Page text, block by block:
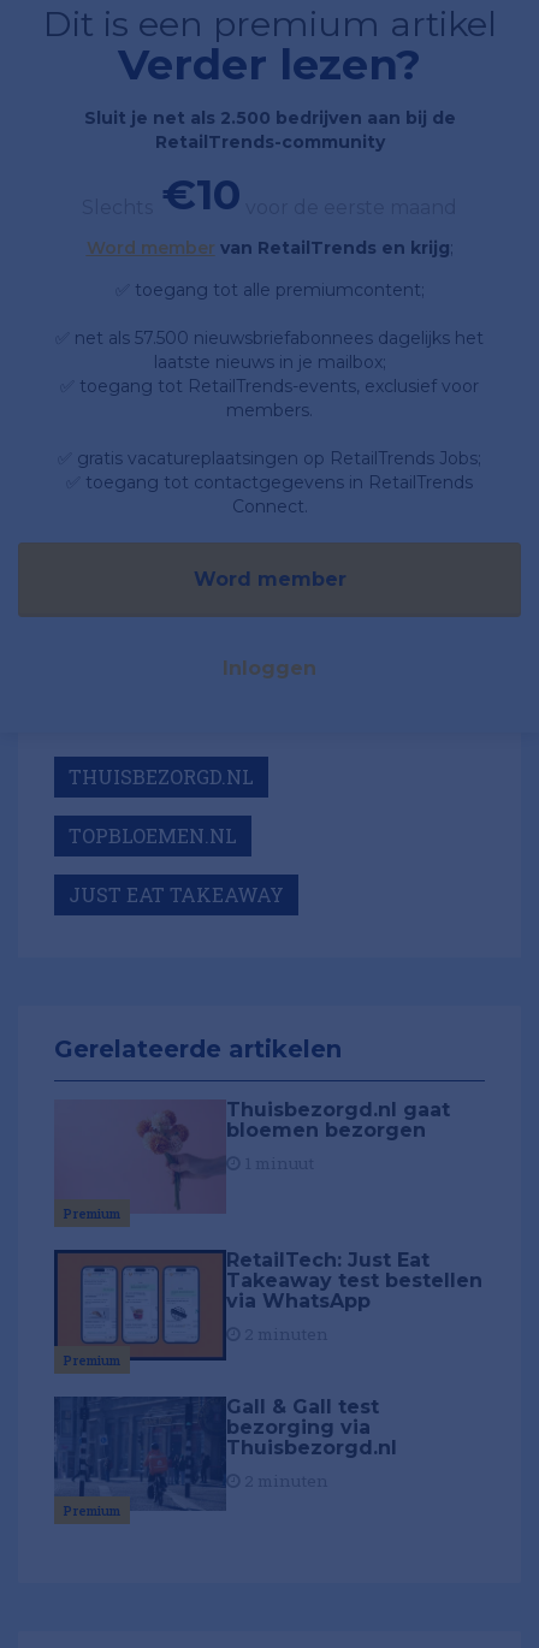
Dit is een premium artikel
Verder lezen?
Sluit je net als 2.500 bedrijven aan bij de
RetailTrends-community
€10
Word member van RetailTrends en krijg;
✅ toegang tot alle premiumcontent;
✅ net als 57.500 nieuwsbriefabonnees dagelijks het
laatste nieuws in je mailbox;
✅ toegang tot RetailTrends-events, exclusief voor
members.
✅ gratis vacatureplaatsingen op RetailTrends Jobs;
✅ toegang tot contactgegevens in RetailTrends
Connect.
Word member
Inloggen
THUISBEZORGD.NL
TOPBLOEMEN.NL
JUST EAT TAKEAWAY
Gerelateerde artikelen
Premium
Thuisbezorgd.nl gaat
bloemen bezorgen
Premium
RetailTech: Just Eat
Takeaway test bestellen
via WhatsApp
Premium
Gall & Gall test
bezorging via
Thuisbezorgd.nl